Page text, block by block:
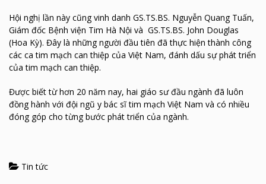
Hội nghị lần này cũng vinh danh GS.TS.BS. Nguyễn Quang Tuấn,
Giám đốc Bệnh viện Tim Hà Nội và GS.TS.BS. John Douglas
(Hoa Kỳ). Đây là những người đầu tiên đã thực hiện thành công
các ca tim mạch can thiệp của Việt Nam, đánh dấu sự phát triển
của tim mạch can thiệp.
Được biết từ hơn 20 năm nay, hai giáo sư đầu ngành đã luôn
đồng hành với đội ngũ y bác sĩ tim mạch Việt Nam và có nhiều
đóng góp cho từng bước phát triển của ngành.
Tin tức